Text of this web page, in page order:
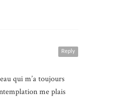
Reply
qui m’a toujours
me plais